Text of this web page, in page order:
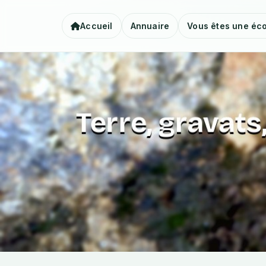
Accueil Annuaire Vous êtes une